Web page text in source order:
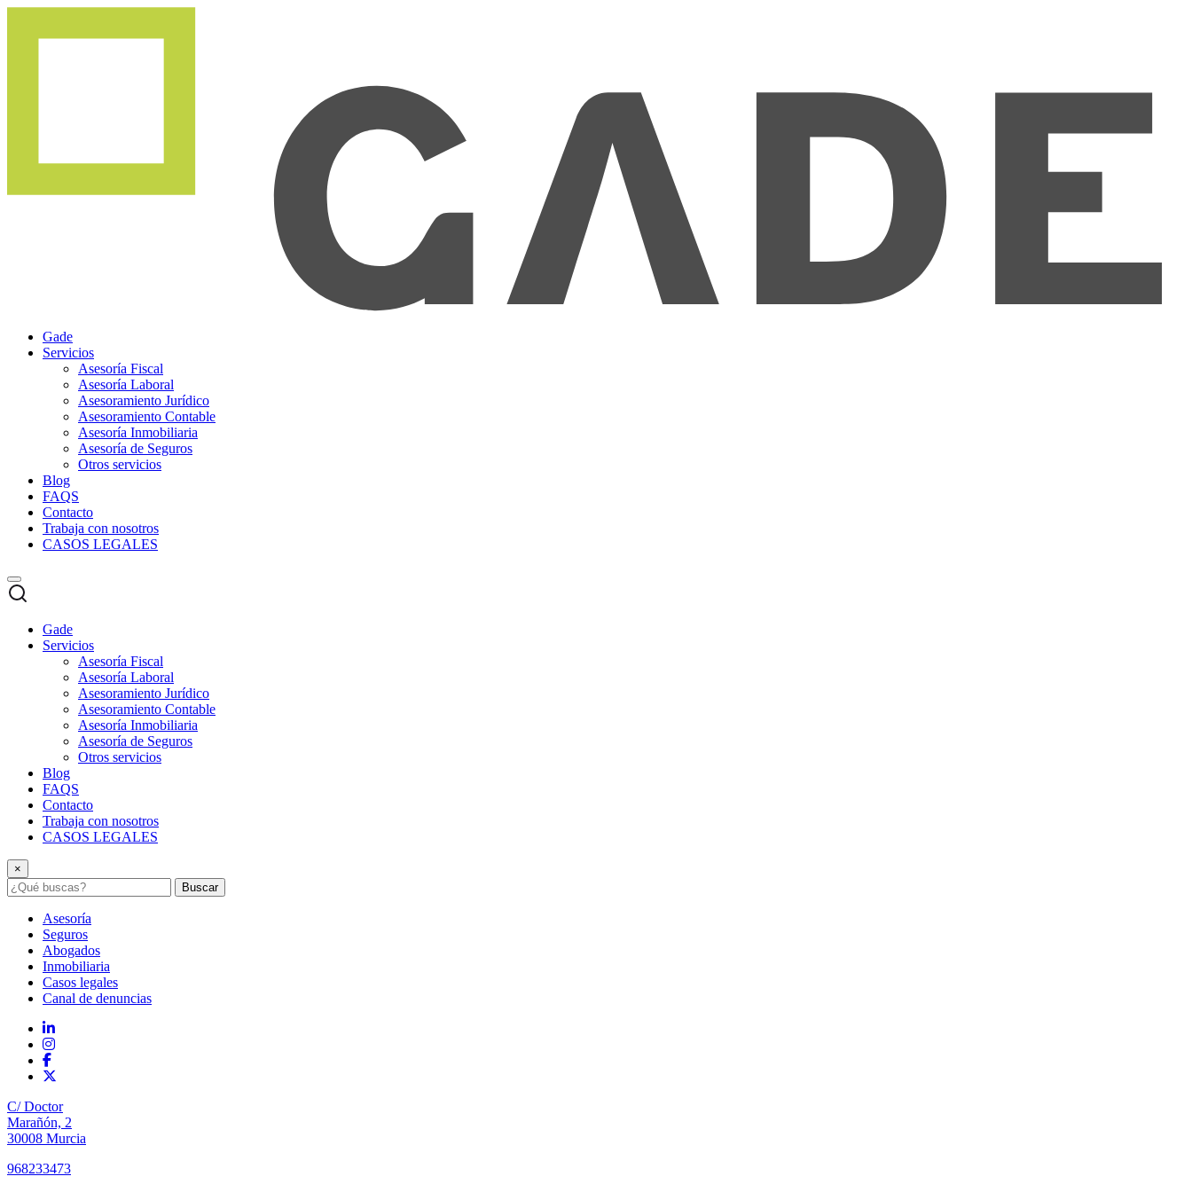
Gade
Servicios
Asesoría Fiscal
Asesoría Laboral
Asesoramiento Jurídico
Asesoramiento Contable
Asesoría Inmobiliaria
Asesoría de Seguros
Otros servicios
Blog
FAQS
Contacto
Trabaja con nosotros
CASOS LEGALES
Gade
Servicios
Asesoría Fiscal
Asesoría Laboral
Asesoramiento Jurídico
Asesoramiento Contable
Asesoría Inmobiliaria
Asesoría de Seguros
Otros servicios
Blog
FAQS
Contacto
Trabaja con nosotros
CASOS LEGALES
×
Buscar
Asesoría
Seguros
Abogados
Inmobiliaria
Casos legales
Canal de denuncias
C/ Doctor
Marañón, 2
30008 Murcia
968233473